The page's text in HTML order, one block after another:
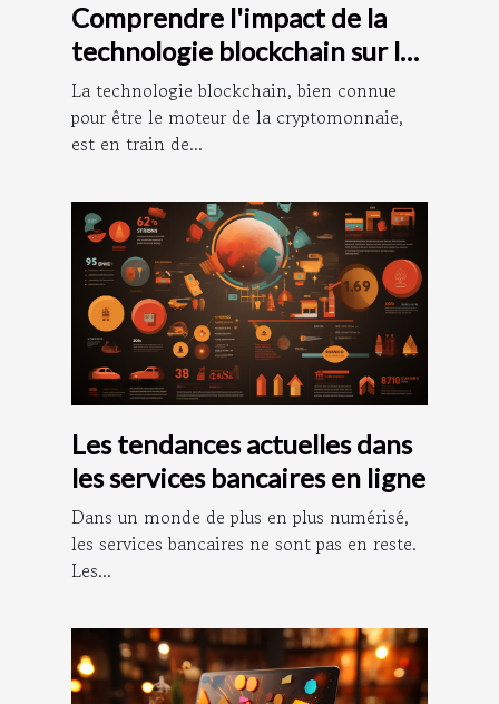
Comprendre l'impact de la
technologie blockchain sur la
comptabilité
La technologie blockchain, bien connue
pour être le moteur de la cryptomonnaie,
est en train de...
Les tendances actuelles dans
les services bancaires en ligne
Dans un monde de plus en plus numérisé,
les services bancaires ne sont pas en reste.
Les...